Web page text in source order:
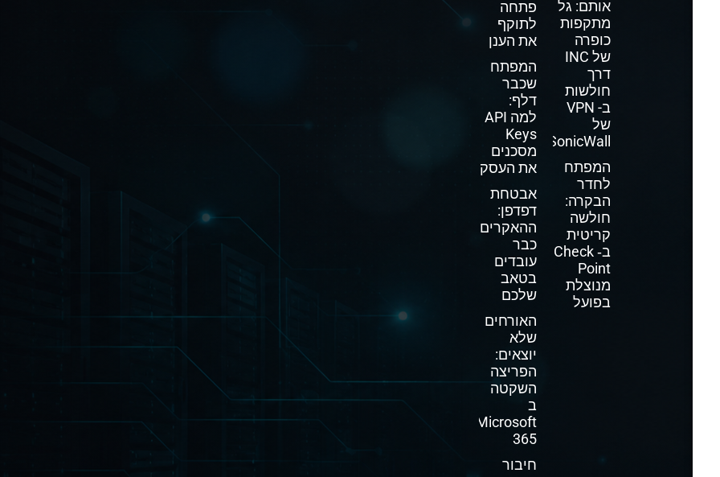
אותם: גל
מתקפות
כופרה
של INC
דרך
חולשות
ב- VPN
של
SonicWall
המפתח
לחדר
הבקרה:
חולשה
קריטית
ב‑ Check
Point
מנוצלת
בפועל
פתחה
לתוקף
את הענן
המפתח
שכבר
דלף:
למה API
Keys
מסכנים
את העסק
אבטחת
דפדפן:
ההאקרים
כבר
עובדים
בטאב
שלכם
האורחים
שלא
יוצאים:
הפריצה
השקטה
ב
Microsoft
365
חיבור